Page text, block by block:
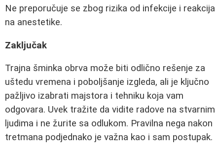
Ne preporučuje se zbog rizika od infekcije i reakcija
na anestetike.
Zaključak
Trajna šminka obrva može biti odlično rešenje za
uštedu vremena i poboljšanje izgleda, ali je ključno
pažljivo izabrati majstora i tehniku koja vam
odgovara. Uvek tražite da vidite radove na stvarnim
ljudima i ne žurite sa odlukom. Pravilna nega nakon
tretmana podjednako je važna kao i sam postupak.